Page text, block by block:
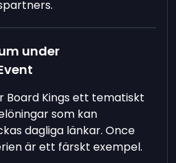
under
Board Kings ett tematiskt
som kan
dagliga länkar. Once
är ett färskt exempel.